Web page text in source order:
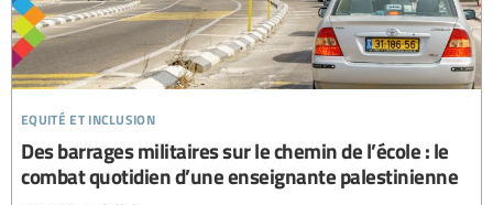
equité et inclusion
Des barrages militaires sur le chemin de l’école : le
combat quotidien d’une enseignante palestinienne